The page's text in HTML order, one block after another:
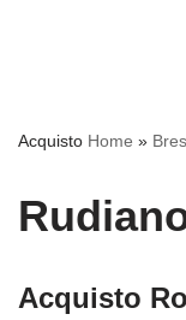
Acquisto Home »
Acquisto